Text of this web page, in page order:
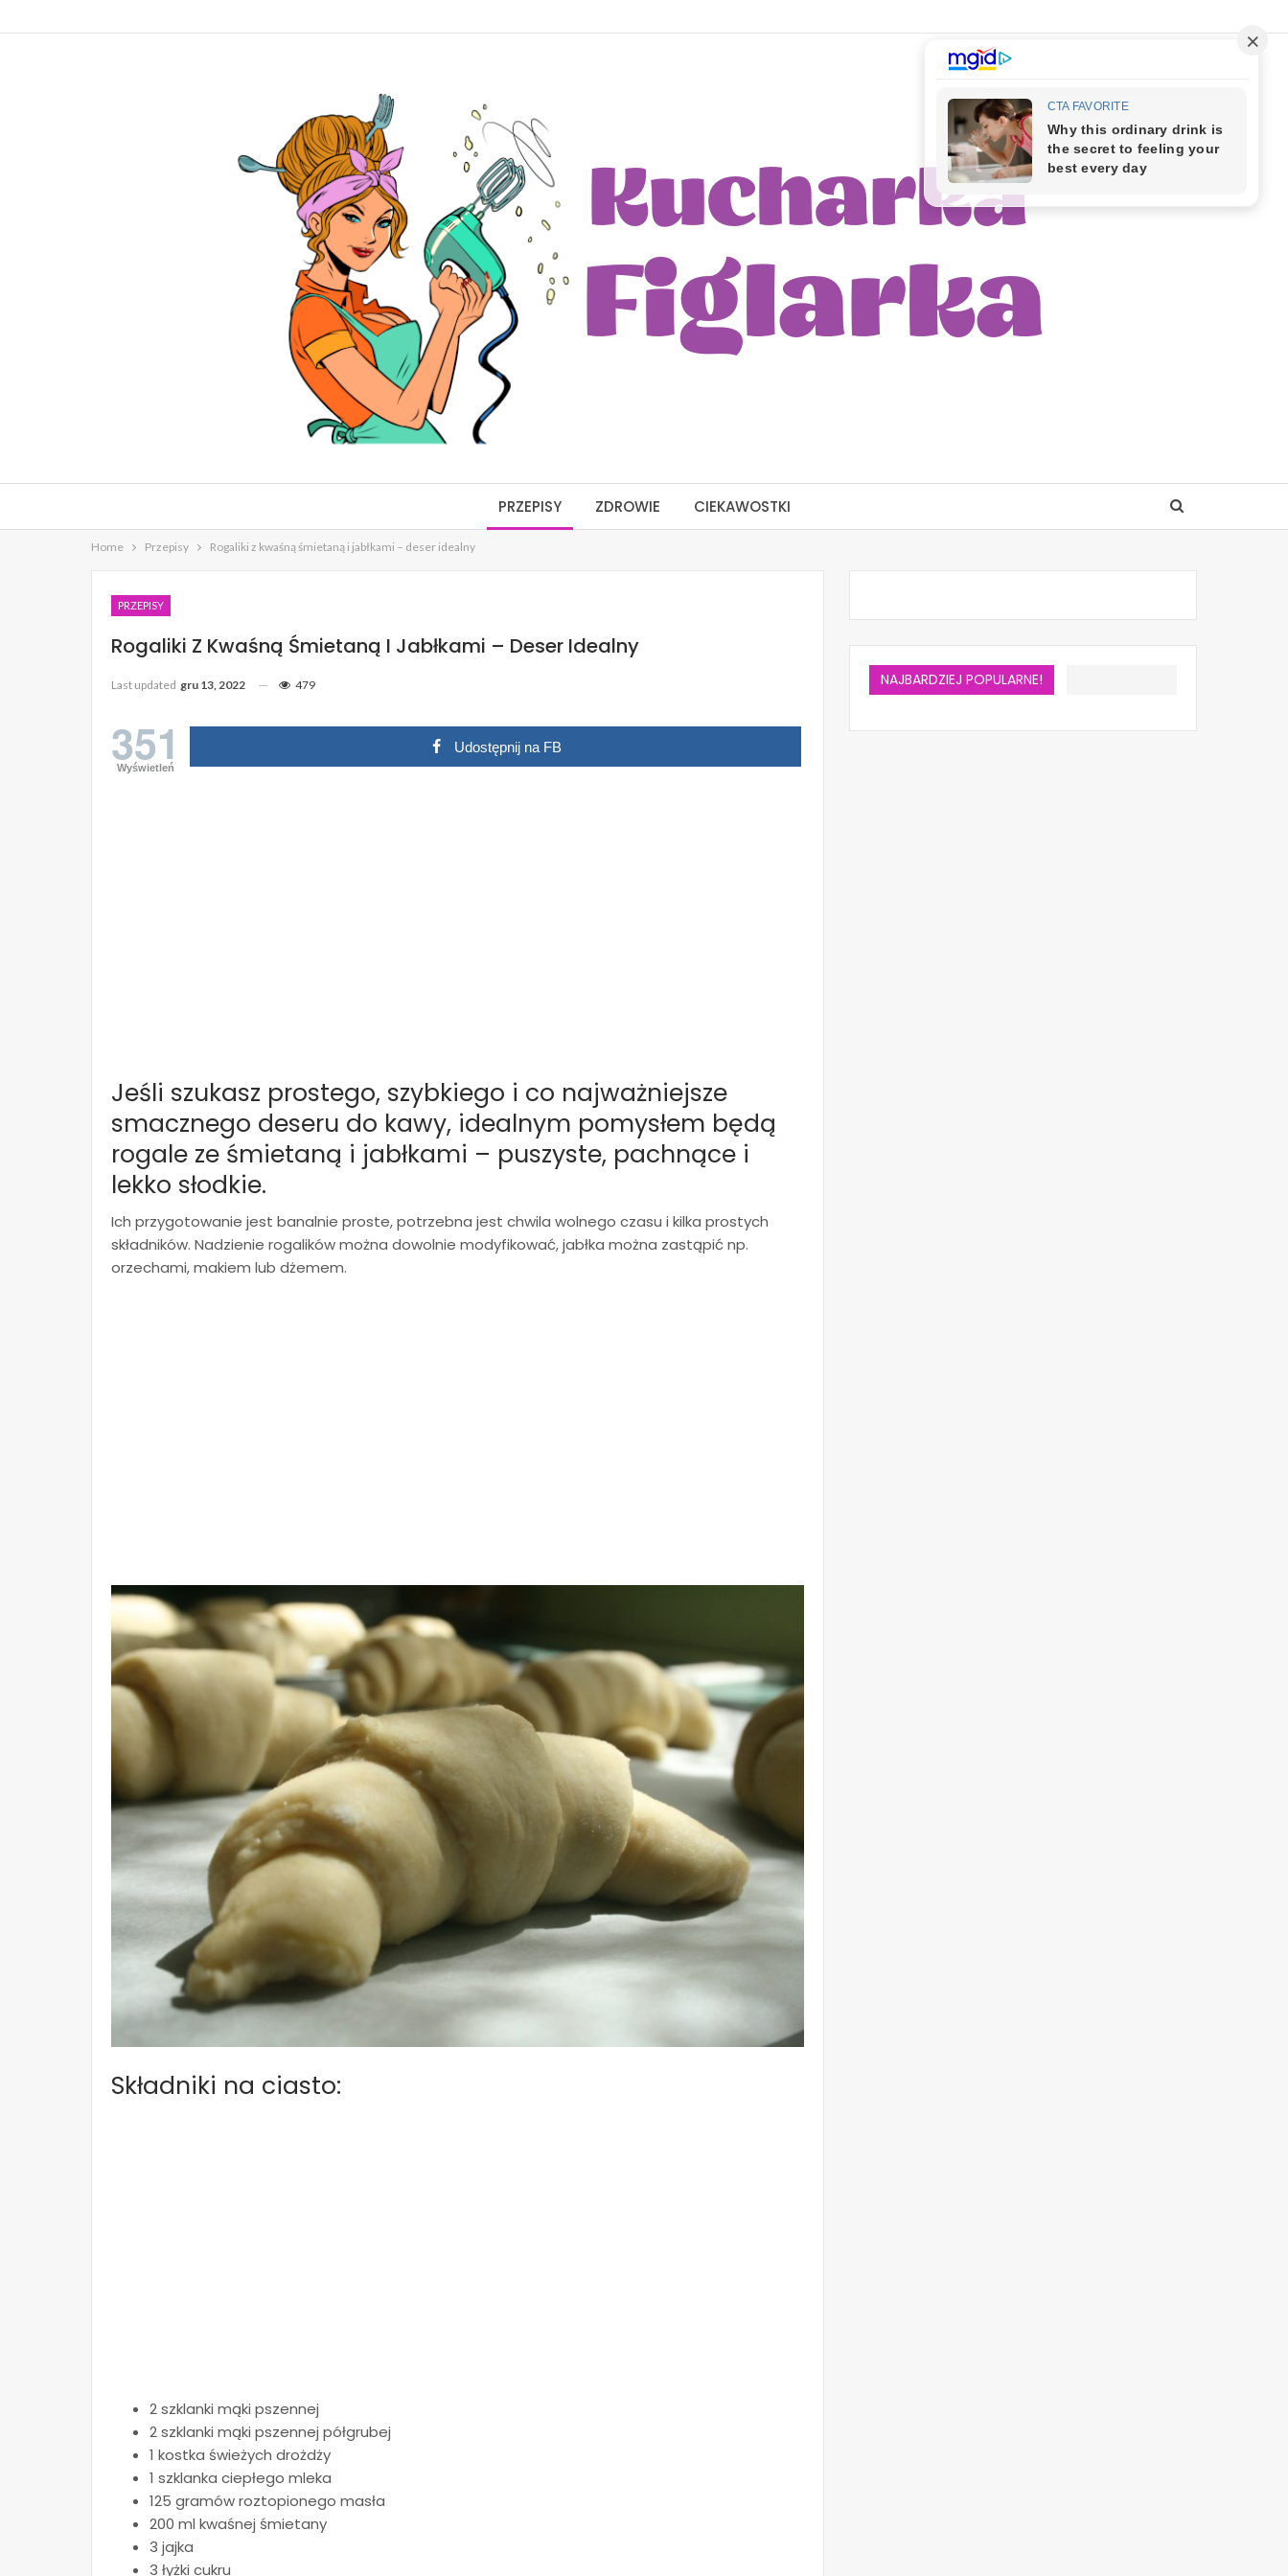
PRZEPISY ZDROWIE CIEKAWOSTKI
Home Przepisy Rogaliki z kwaśną śmietaną i jabłkami – deser idealny
PRZEPISY
Rogaliki Z Kwaśną Śmietaną I Jabłkami – Deser Idealny
Last updated gru 13, 2022 479
351
Wyświetleń
Udostępnij na FB
Jeśli szukasz prostego, szybkiego i co najważniejsze
smacznego deseru do kawy, idealnym pomysłem będą
rogale ze śmietaną i jabłkami – puszyste, pachnące i
lekko słodkie.
Ich przygotowanie jest banalnie proste, potrzebna jest chwila wolnego czasu i kilka prostych
składników. Nadzienie rogalików można dowolnie modyfikować, jabłka można zastąpić np.
orzechami, makiem lub dżemem.
Składniki na ciasto:
2 szklanki mąki pszennej
2 szklanki mąki pszennej półgrubej
1 kostka świeżych drożdży
1 szklanka ciepłego mleka
125 gramów roztopionego masła
200 ml kwaśnej śmietany
3 jajka
3 łyżki cukru
NAJBARDZIEJ POPULARNE!